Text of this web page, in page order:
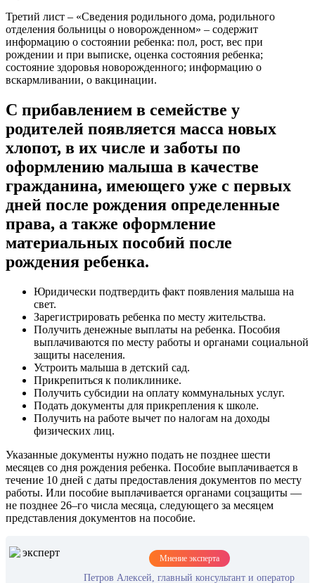
Третий лист – «Сведения родильного дома, родильного
отделения больницы о новорожденном» – содержит
информацию о состоянии ребенка: пол, рост, вес при
рождении и при выписке, оценка состояния ребенка;
состояние здоровья новорожденного; информацию о
вскармливании, о вакцинации.
С прибавлением в семействе у
родителей появляется масса новых
хлопот, в их числе и заботы по
оформлению малыша в качестве
гражданина, имеющего уже с первых
дней после рождения определенные
права, а также оформление
материальных пособий после
рождения ребенка.
Юридически подтвердить факт появления малыша на
свет.
Зарегистрировать ребенка по месту жительства.
Получить денежные выплаты на ребенка. Пособия
выплачиваются по месту работы и органами социальной
защиты населения.
Устроить малыша в детский сад.
Прикрепиться к поликлинике.
Получить субсидии на оплату коммунальных услуг.
Подать документы для прикрепления к школе.
Получить на работе вычет по налогам на доходы
физических лиц.
Указанные документы нужно подать не позднее шести
месяцев со дня рождения ребенка. Пособие выплачивается в
течение 10 дней с даты предоставления документов по месту
работы. Или пособие выплачивается органами соцзащиты —
не позднее 26–го числа месяца, следующего за месяцем
представления документов на пособие.
Мнение эксперта
Петров Алексей, главный консультант и оператор